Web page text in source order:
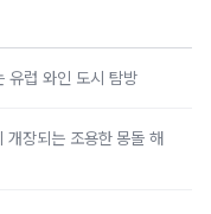
유럽 와인 도시 탐방
장되는 조용한 몽돌 해